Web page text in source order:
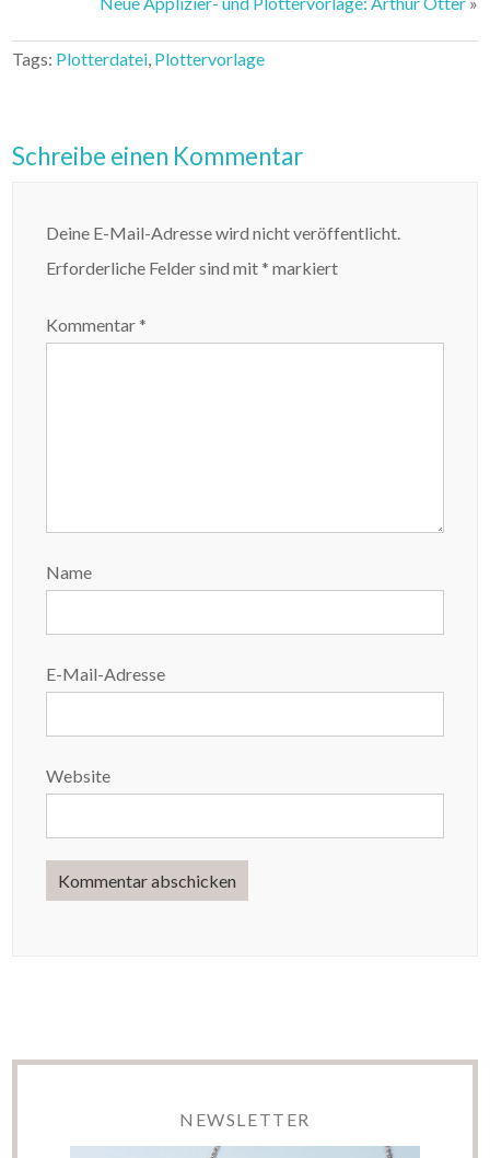
Tags: Plotterdatei, Plottervorlage
Schreibe einen Kommentar
Deine E-Mail-Adresse wird nicht veröffentlicht.
Erforderliche Felder sind mit* markiert
Kommentar*
Name
E-Mail-Adresse
Website
NEWSLETTER